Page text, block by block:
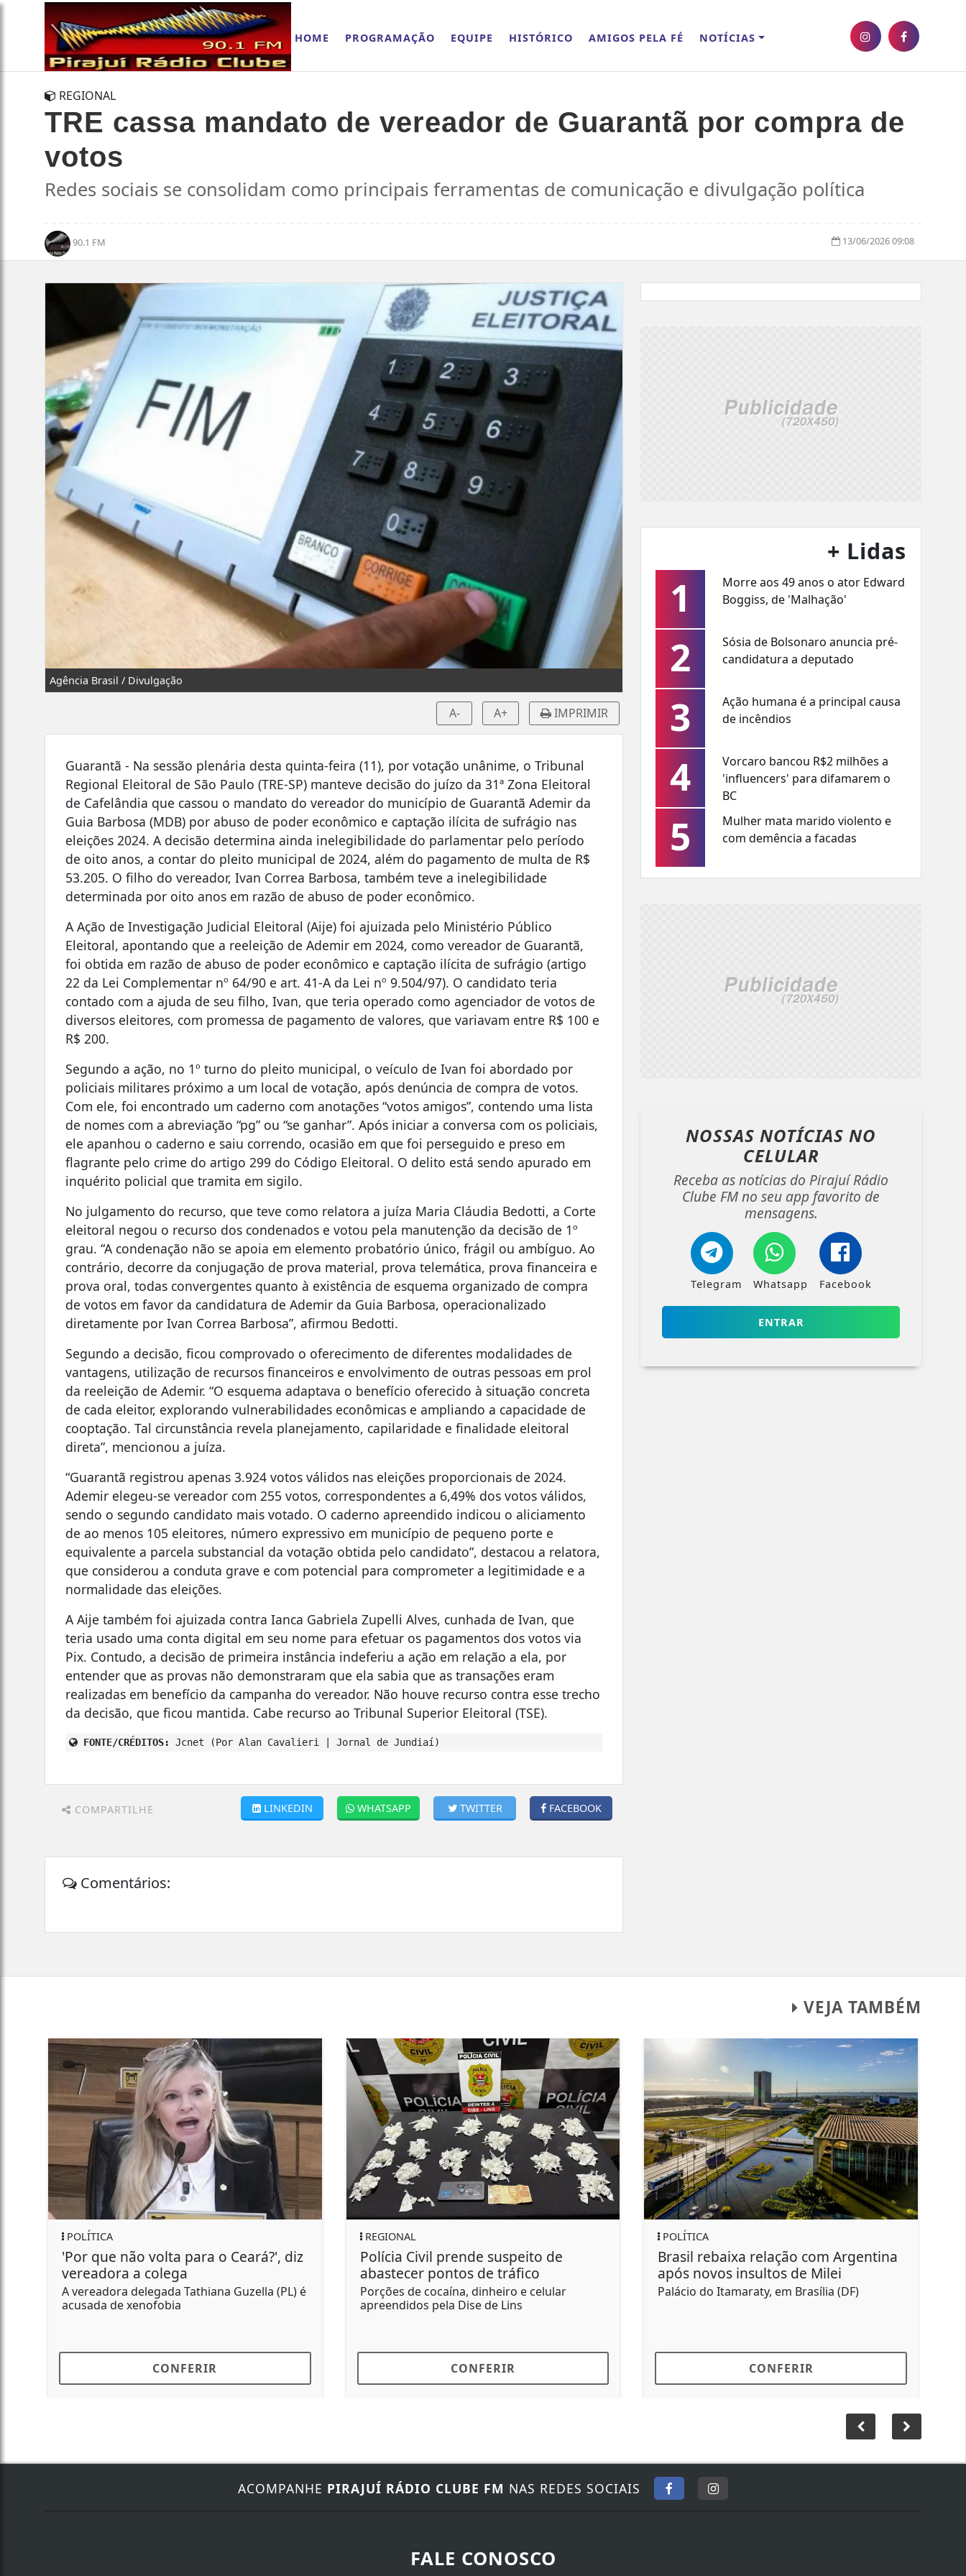
HOME PROGRAMAÇÃO EQUIPE HISTÓRICO AMIGOS PELA FÉ NOTÍCIAS
REGIONAL
TRE cassa mandato de vereador de Guarantã por compra de
votos
Redes sociais se consolidam como principais ferramentas de comunicação e divulgação política
90.1 FM 13/06/2026 09:08
Agência Brasil / Divulgação
A- A+ IMPRIMIR
Guarantã - Na sessão plenária desta quinta-feira (11), por votação unânime, o Tribunal
Regional Eleitoral de São Paulo (TRE-SP) manteve decisão do juízo da 31ª Zona Eleitoral
de Cafelândia que cassou o mandato do vereador do município de Guarantã Ademir da
Guia Barbosa (MDB) por abuso de poder econômico e captação ilícita de sufrágio nas
eleições 2024. A decisão determina ainda inelegibilidade do parlamentar pelo período
de oito anos, a contar do pleito municipal de 2024, além do pagamento de multa de R$
53.205. O filho do vereador, Ivan Correa Barbosa, também teve a inelegibilidade
determinada por oito anos em razão de abuso de poder econômico.
A Ação de Investigação Judicial Eleitoral (Aije) foi ajuizada pelo Ministério Público
Eleitoral, apontando que a reeleição de Ademir em 2024, como vereador de Guarantã,
foi obtida em razão de abuso de poder econômico e captação ilícita de sufrágio (artigo
22 da Lei Complementar nº 64/90 e art. 41-A da Lei nº 9.504/97). O candidato teria
contado com a ajuda de seu filho, Ivan, que teria operado como agenciador de votos de
diversos eleitores, com promessa de pagamento de valores, que variavam entre R$ 100 e
R$ 200.
Segundo a ação, no 1º turno do pleito municipal, o veículo de Ivan foi abordado por
policiais militares próximo a um local de votação, após denúncia de compra de votos.
Com ele, foi encontrado um caderno com anotações “votos amigos”, contendo uma lista
de nomes com a abreviação “pg” ou “se ganhar”. Após iniciar a conversa com os policiais,
ele apanhou o caderno e saiu correndo, ocasião em que foi perseguido e preso em
flagrante pelo crime do artigo 299 do Código Eleitoral. O delito está sendo apurado em
inquérito policial que tramita em sigilo.
No julgamento do recurso, que teve como relatora a juíza Maria Cláudia Bedotti, a Corte
eleitoral negou o recurso dos condenados e votou pela manutenção da decisão de 1º
grau. “A condenação não se apoia em elemento probatório único, frágil ou ambíguo. Ao
contrário, decorre da conjugação de prova material, prova telemática, prova financeira e
prova oral, todas convergentes quanto à existência de esquema organizado de compra
de votos em favor da candidatura de Ademir da Guia Barbosa, operacionalizado
diretamente por Ivan Correa Barbosa”, afirmou Bedotti.
Segundo a decisão, ficou comprovado o oferecimento de diferentes modalidades de
vantagens, utilização de recursos financeiros e envolvimento de outras pessoas em prol
da reeleição de Ademir. “O esquema adaptava o benefício oferecido à situação concreta
de cada eleitor, explorando vulnerabilidades econômicas e ampliando a capacidade de
cooptação. Tal circunstância revela planejamento, capilaridade e finalidade eleitoral
direta”, mencionou a juíza.
“Guarantã registrou apenas 3.924 votos válidos nas eleições proporcionais de 2024.
Ademir elegeu-se vereador com 255 votos, correspondentes a 6,49% dos votos válidos,
sendo o segundo candidato mais votado. O caderno apreendido indicou o aliciamento
de ao menos 105 eleitores, número expressivo em município de pequeno porte e
equivalente a parcela substancial da votação obtida pelo candidato”, destacou a relatora,
que considerou a conduta grave e com potencial para comprometer a legitimidade e a
normalidade das eleições.
A Aije também foi ajuizada contra Ianca Gabriela Zupelli Alves, cunhada de Ivan, que
teria usado uma conta digital em seu nome para efetuar os pagamentos dos votos via
Pix. Contudo, a decisão de primeira instância indeferiu a ação em relação a ela, por
entender que as provas não demonstraram que ela sabia que as transações eram
realizadas em benefício da campanha do vereador. Não houve recurso contra esse trecho
da decisão, que ficou mantida. Cabe recurso ao Tribunal Superior Eleitoral (TSE).
FONTE/CRÉDITOS: Jcnet (Por Alan Cavalieri | Jornal de Jundiaí)
COMPARTILHE FACEBOOK
TWITTER
WHATSAPP
LINKEDIN
Comentários:
+ Lidas
1
Morre aos 49 anos o ator Edward
Boggiss, de 'Malhação'
2
Sósia de Bolsonaro anuncia pré-
candidatura a deputado
3
Ação humana é a principal causa
de incêndios
4
Vorcaro bancou R$2 milhões a
'influencers' para difamarem o
BC
5
Mulher mata marido violento e
com demência a facadas
NOSSAS NOTÍCIASNO
CELULAR
Receba as notícias do Pirajuí Rádio
Clube FM no seu app favorito de
mensagens.
Telegram Whatsapp Facebook
ENTRAR
VEJA TAMBÉM
diz
(PL) é
Polícia Civil prende suspeito de
abastecer pontos de tráfico
Porções de cocaína, dinheiro e celular
apreendidos pela Dise de Lins
CONFERIR
Brasil rebaixa relação com Argentina
após novos insultos de Milei
Palácio do Itamaraty, em Brasília (DF)
CONFERIR
SAÚDE
Empresas devem facilitar vacinação
de trabalhadores
Sarampo em adultos também traz riscos à
CONFERIR
ACOMPANHE PIRAJUÍ RÁDIO CLUBE FM NAS REDES SOCIAIS
FALE CONOSCO